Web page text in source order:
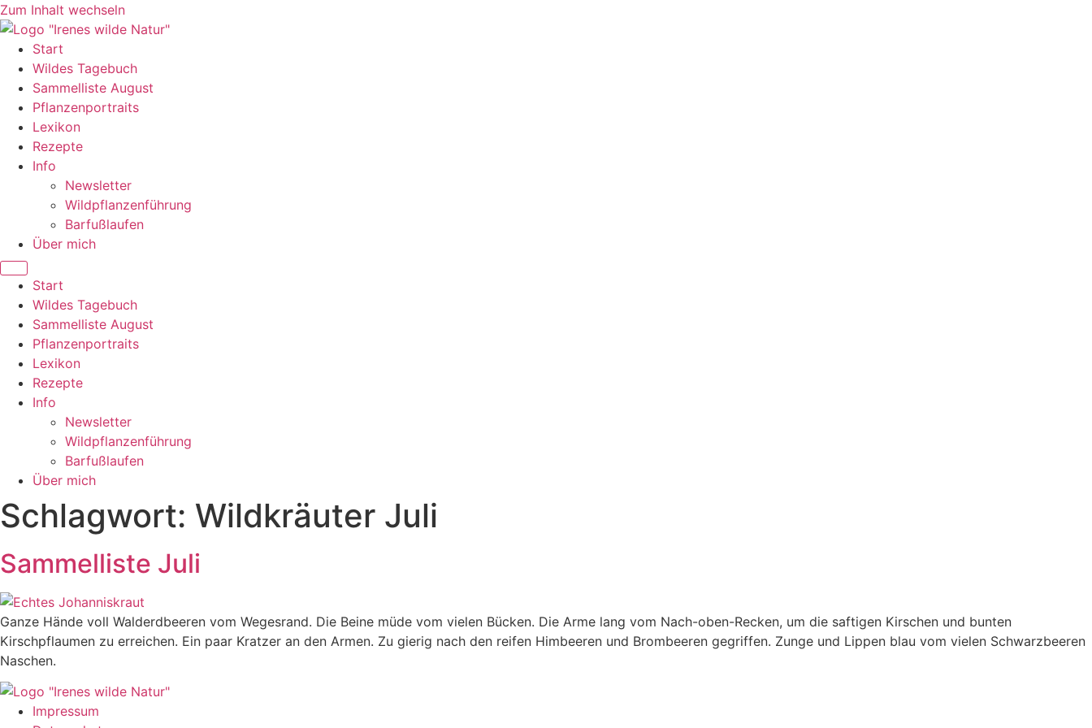
Zum Inhalt wechseln
Start
Wildes Tagebuch
Sammelliste August
Pflanzenportraits
Lexikon
Rezepte
Info
Newsletter
Wildpflanzenführung
Barfußlaufen
Über mich
Start
Wildes Tagebuch
Sammelliste August
Pflanzenportraits
Lexikon
Rezepte
Info
Newsletter
Wildpflanzenführung
Barfußlaufen
Über mich
Schlagwort: Wildkräuter Juli
Sammelliste Juli
Ganze Hände voll Walderdbeeren vom Wegesrand. Die Beine müde vom vielen Bücken. Die Arme lang vom Nach-oben-Recken, um die saftigen Kirschen und bunten
Kirschpflaumen zu erreichen. Ein paar Kratzer an den Armen. Zu gierig nach den reifen Himbeeren und Brombeeren gegriffen. Zunge und Lippen blau vom vielen Schwarzbeeren
Naschen.
Impressum